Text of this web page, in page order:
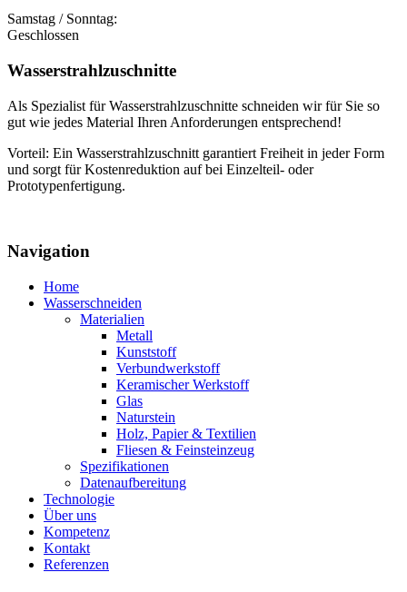
Samstag / Sonntag:
Geschlossen
Wasserstrahlzuschnitte
Als Spezialist für Wasserstrahlzuschnitte schneiden wir für Sie so
gut wie jedes Material Ihren Anforderungen entsprechend!
Vorteil: Ein Wasserstrahlzuschnitt garantiert Freiheit in jeder Form
und sorgt für Kostenreduktion auf bei Einzelteil- oder
Prototypenfertigung.
Navigation
Home
Wasserschneiden
Materialien
Metall
Kunststoff
Verbundwerkstoff
Keramischer Werkstoff
Glas
Naturstein
Holz, Papier & Textilien
Fliesen & Feinsteinzeug
Spezifikationen
Datenaufbereitung
Technologie
Über uns
Kompetenz
Kontakt
Referenzen